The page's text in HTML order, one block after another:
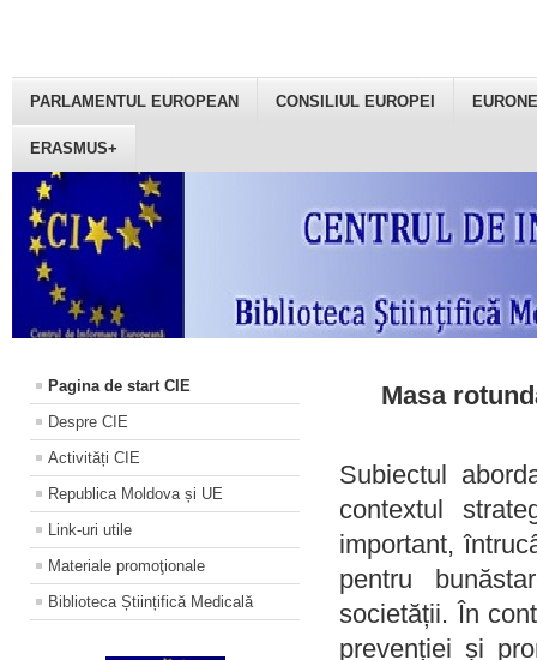
PARLAMENTUL EUROPEAN CONSILIUL EUROPEI
ERASMUS+
Pagina de start CIE
Despre CIE
Activități CIE
Republica Moldova și UE
Link-uri utile
Materiale promoţionale
Biblioteca Științifică Medicală
Masa
Subiectul
contextul
important,
pentru
societății. În
prevenției și